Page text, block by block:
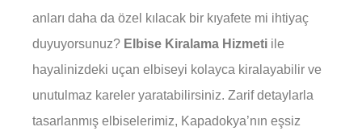
anları daha da özel kılacak bir kıyafete mi ihtiyaç
duyuyorsunuz? Elbise Kiralama Hizmeti ile
hayalinizdeki uçan elbiseyi kolayca kiralayabilir ve
unutulmaz kareler yaratabilirsiniz. Zarif detaylarla
tasarlanmış elbiselerimiz, Kapadokya’nın eşsiz